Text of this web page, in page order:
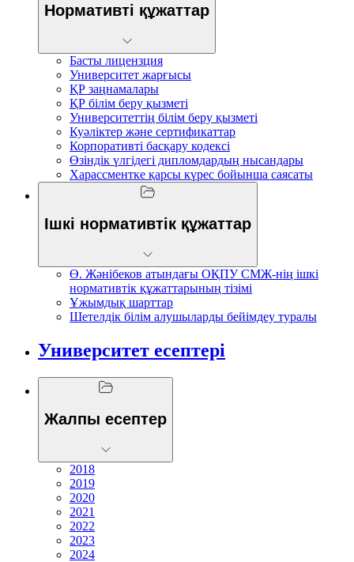
Нормативті құжаттар
Басты лицензция
Университет жарғысы
ҚР заңнамалары
ҚР білім беру қызметі
Университеттің білім беру қызметі
Куәліктер және сертификаттар
Корпоративті басқару кодексі
Өзіндік үлгідегі дипломдардың нысандары
Харассментке қарсы күрес бойынша саясаты
Ішкі нормативтік құжаттар
Ө. Жәнібеков атындағы ОҚПУ СМЖ-нің ішкі
нормативтік құжаттарының тізімі
Ұжымдық шарттар
Шетелдік білім алушыларды бейімдеу туралы
Университет есептері
Жалпы есептер
2018
2019
2020
2021
2022
2023
2024